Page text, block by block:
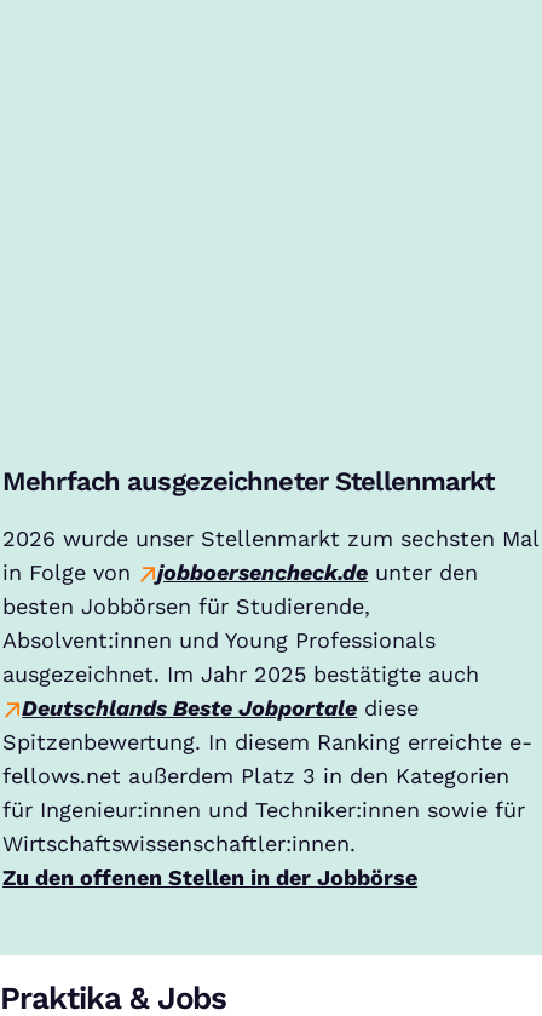
Mehrfach ausgezeichneter Stellenmarkt
2026 wurde unser Stellenmarkt zum sechsten Mal
in Folge von
jobboersencheck.de unter den
besten Jobbörsen für Studierende,
Absolvent:innen und Young Professionals
ausgezeichnet. Im Jahr 2025 bestätigte auch
Deutschlands Beste Jobportale diese
Spitzenbewertung. In diesem Ranking erreichte e-
fellows.net außerdem Platz 3 in den Kategorien
für Ingenieur:innen und Techniker:innen sowie für
Wirtschaftswissenschaftler:innen.
Zu den offenen Stellen in der Jobbörse
Praktika & Jobs